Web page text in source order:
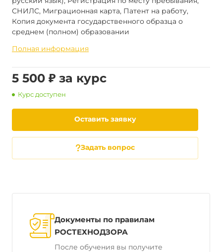
СНИЛС, Миграционная карта, Патент на работу,
Копия документа государственного образца о
среднем (полном) образовании
Полная информация
5 500 ₽ за курс
Курс доступен
Оставить заявку
Задать вопрос
Документы по правилам
РОСТЕХНОДЗОРА
После обучения вы получите